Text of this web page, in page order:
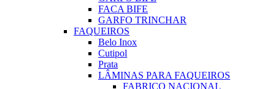
FACA BIFE
GARFO TRINCHAR
FAQUEIROS
Belo Inox
Cutipol
Prata
LÂMINAS PARA FAQUEIROS
FABRICO NACIONAL